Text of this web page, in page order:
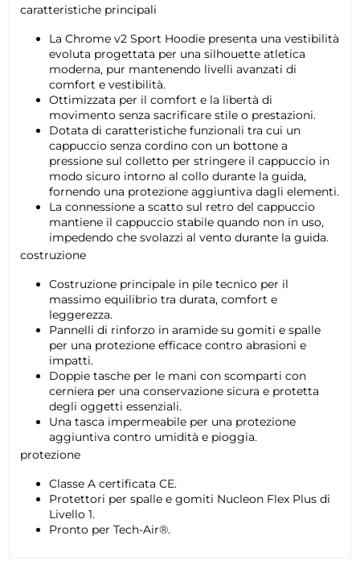
caratteristiche principali
La Chrome v2 Sport Hoodie presenta una vestibilità
evoluta progettata per una silhouette atletica
moderna, pur mantenendo livelli avanzati di
comfort e vestibilità.
Ottimizzata per il comfort e la libertà di
movimento senza sacrificare stile o prestazioni.
Dotata di caratteristiche funzionali tra cui un
cappuccio senza cordino con un bottone a
pressione sul colletto per stringere il cappuccio in
modo sicuro intorno al collo durante la guida,
fornendo una protezione aggiuntiva dagli elementi.
La connessione a scatto sul retro del cappuccio
mantiene il cappuccio stabile quando non in uso,
impedendo che svolazzi al vento durante la guida.
costruzione
Costruzione principale in pile tecnico per il
massimo equilibrio tra durata, comfort e
leggerezza.
Pannelli di rinforzo in aramide su gomiti e spalle
per una protezione efficace contro abrasioni e
impatti.
Doppie tasche per le mani con scomparti con
cerniera per una conservazione sicura e protetta
degli oggetti essenziali.
Una tasca impermeabile per una protezione
aggiuntiva contro umidità e pioggia.
protezione
Classe A certificata CE.
Protettori per spalle e gomiti Nucleon Flex Plus di
Livello 1.
Pronto per Tech-Air®.